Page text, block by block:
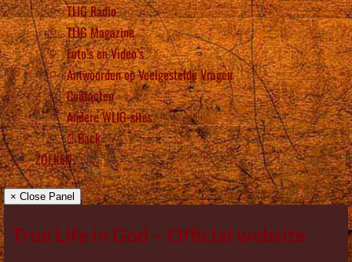
TLIG Radio
TLIG Magazine
Foto’s en Video’s
Antwoorden op Veelgestelde Vragen
Contacten
Andere WLIG-sites
Back
ZOEKEN
× Close Panel
True Life in God – Official website